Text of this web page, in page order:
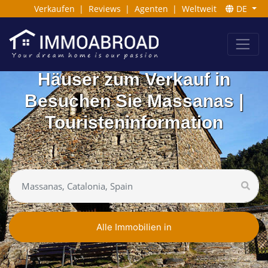
Verkaufen | Reviews | Agenten | Weltweit DE
Häuser zum Verkauf in
Besuchen Sie Massanas |
Touristeninformation
Alle Immobilien in